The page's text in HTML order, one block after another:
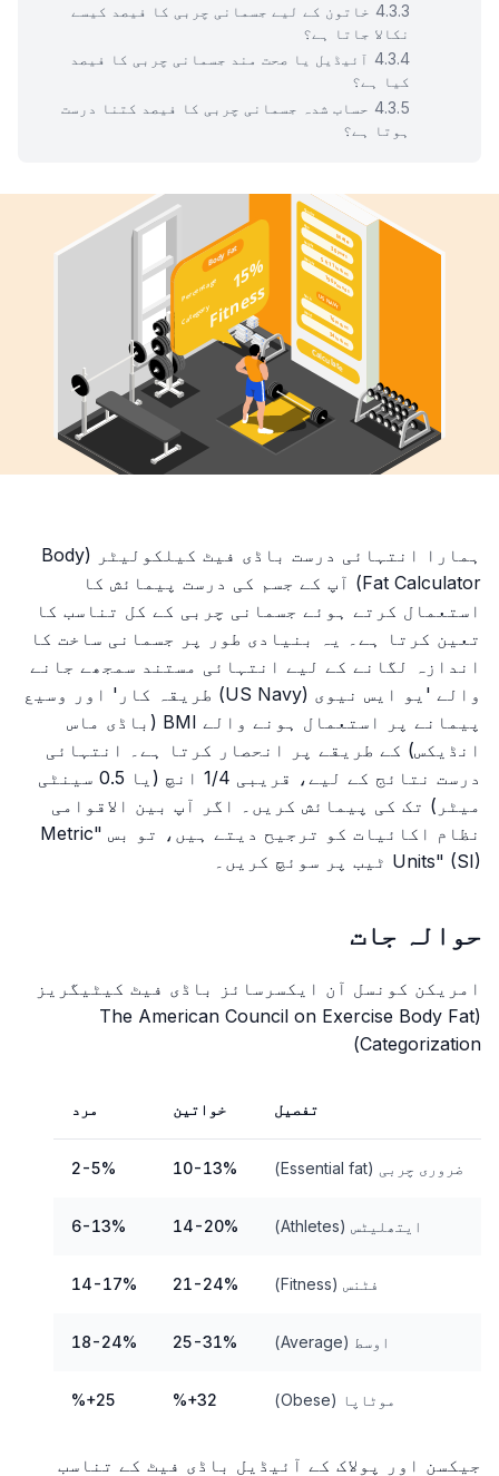
خاتون کے لیے جسمانی چربی کا فیصد کیسے
نکالا جاتا ہے؟
آئیڈیل یا صحت مند جسمانی چربی کا فیصد
کیا ہے؟
حساب شدہ جسمانی چربی کا فیصد کتنا درست
ہوتا ہے؟
ہمارا انتہائی درست باڈی فیٹ کیلکولیٹر (Body
Fat Calculator) آپ کے جسم کی درست پیمائش کا
استعمال کرتے ہوئے جسمانی چربی کے کل تناسب کا
تعین کرتا ہے۔ یہ بنیادی طور پر جسمانی ساخت کا
اندازہ لگانے کے لیے انتہائی مستند سمجھے جانے
والے 'یو ایس نیوی (US Navy) طریقہ کار' اور وسیع
پیمانے پر استعمال ہونے والے BMI (باڈی ماس
انڈیکس) کے طریقے پر انحصار کرتا ہے۔ انتہائی
درست نتائج کے لیے، قریبی 1/4 انچ (یا 0.5 سینٹی
میٹر) تک کی پیمائش کریں۔ اگر آپ بین الاقوامی
نظام اکائیات کو ترجیح دیتے ہیں، تو بس "Metric
Units" (SI) ٹیب پر سوئچ کریں۔
حوالہ جات
امریکن کونسل آن ایکسرسائز باڈی فیٹ کیٹیگریز
(The American Council on Exercise Body Fat
Categorization)
تفصیل خواتین مرد
ضروری چربی (Essential fat) 10-13%
2-5%
ایتھلیٹس (Athletes) 14-20%
6-13%
فٹنس (Fitness) 21-24%
14-17%
اوسط (Average) 25-31%
18-24%
موٹاپا (Obese) 32+%
25+%
جیکسن اور پولاک کے آئیڈیل باڈی فیٹ کے تناسب